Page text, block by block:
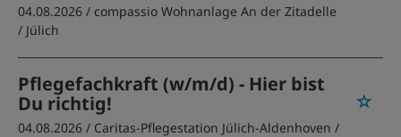
04.08.2026 / compassio Wohnanlage An der Zitadelle
/ Jülich
Pflegefachkraft (w/m/d) - Hier bist
Du richtig!
04.08.2026 / Caritas-Pflegestation Jülich-Aldenhoven /